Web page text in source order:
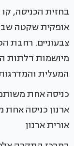
בחזית הכניסה,
אופקית שקטה
צבעוניים. רחבת
מיושמות דלתות
המעלית
כניסה אחת
ארנון כניסה אחת
אורית ארנון